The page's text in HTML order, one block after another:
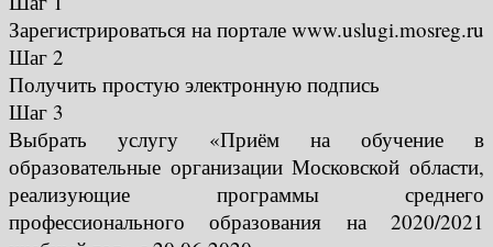
Зарегистрироваться на портале www.uslugi.mosreg.ru
Шаг 2
Получить простую электронную подпись
Шаг 3
Выбрать услугу «Приём на обучение в
образовательные организации Московской области,
реализующие программы среднего
профессионального образования на 2020/2021